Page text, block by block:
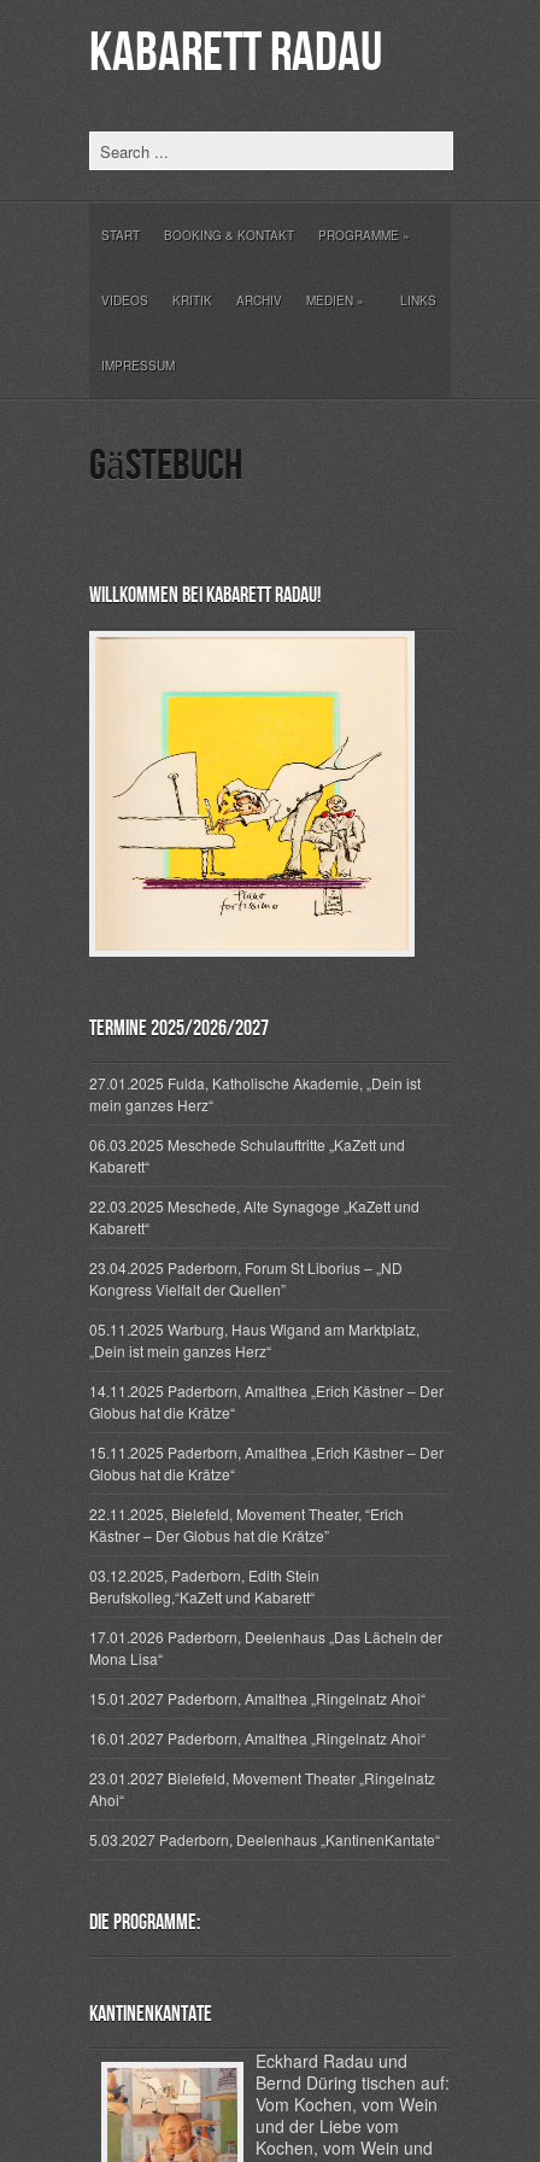
KABARETT RADAU
START BOOKING & KONTAKT PROGRAMME »
VIDEOS KRITIK ARCHIV MEDIEN » LINKS
IMPRESSUM
Gästebuch
Willkommen bei Kabarett Radau!
Termine 2025/2026/2027
27.01.2025 Fulda, Katholische Akademie, „Dein ist
mein ganzes Herz“
06.03.2025 Meschede Schulauftritte „KaZett und
Kabarett“
22.03.2025 Meschede, Alte Synagoge „KaZett und
Kabarett“
23.04.2025 Paderborn, Forum St Liborius – „ND
Kongress Vielfalt der Quellen”
05.11.2025 Warburg, Haus Wigand am Marktplatz,
„Dein ist mein ganzes Herz“
14.11.2025 Paderborn, Amalthea „Erich Kästner – Der
Globus hat die Krätze“
15.11.2025 Paderborn, Amalthea „Erich Kästner – Der
Globus hat die Krätze“
22.11.2025, Bielefeld, Movement Theater, “Erich
Kästner – Der Globus hat die Krätze”
03.12.2025, Paderborn, Edith Stein
Berufskolleg,“KaZett und Kabarett“
17.01.2026 Paderborn, Deelenhaus „Das Lächeln der
Mona Lisa“
15.01.2027 Paderborn, Amalthea „Ringelnatz Ahoi“
16.01.2027 Paderborn, Amalthea „Ringelnatz Ahoi“
23.01.2027 Bielefeld, Movement Theater „Ringelnatz
Ahoi“
5.03.2027 Paderborn, Deelenhaus „KantinenKantate“
Die Programme:
Kantinenkantate
Eckhard Radau und
Bernd Düring tischen auf:
Vom Kochen, vom Wein
und der Liebe vom
Kochen, vom Wein und